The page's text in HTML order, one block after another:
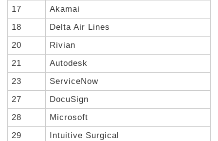
17
Akamai
18
Delta Air Lines
20
Rivian
21
Autodesk
23
ServiceNow
27
DocuSign
28
Microsoft
29
Intuitive Surgical